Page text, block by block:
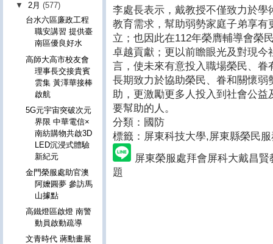
李處長表示，戴教授不僅致力於
教育需求，幫助弱勢家庭子弟享
立；也因此在112年榮膺輔導會榮
卓越貢獻；更以前瞻眼光及對現
言，使未來有意投入職場榮民、
長期致力於協助榮民、眷和關懷
助，更激勵更多人投入到社會公
要幫助的人。
分類：國防
標籤：屏東科技大學,屏東縣榮民
屏東榮服處拜會屏科大戴昌
題
▼2月(577)
台水六區廉政工程
職安講習 提供臺
南區優良好水
高師大高市校友會
理事長交接貴賓
雲集 黃澤華接棒
啟航
5G元宇宙突破次元
界限 中華電信×
南紡購物共啟3D
LED沉浸式體驗
新紀元
金門榮服處助官澳
阿嬤圓夢 參訪馬
山據點
高鐵燈區啟燈 南警
動員啟動疏導
文青時代 蔣勳畫展